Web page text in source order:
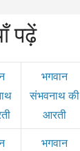
पढ़ें
भगवान
संभवनाथ की
आरती
भगवान